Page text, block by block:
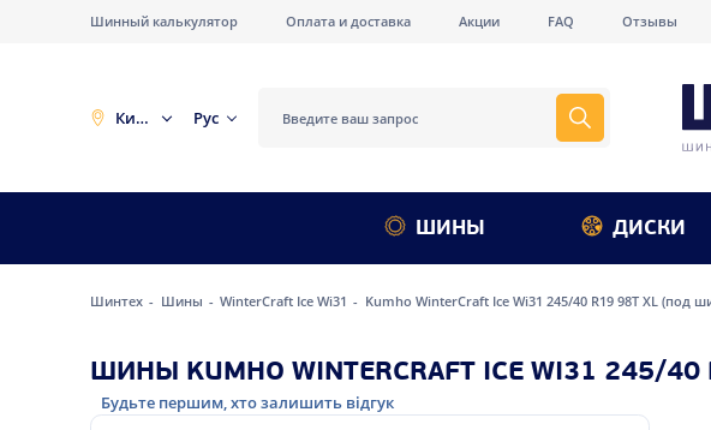
Шинный калькулятор Оплата и доставка Акции FAQ Отзывы
Киев Рус
ШИНЫ ДИСКИ
Шинтех Шины WinterCraft Ice Wi31 Kumho WinterCraft Ice Wi31 245/40 R19 98T XL (под
ШИНЫ KUMHO WINTERCRAFT ICE WI31 245/
Будьте першим, хто залишить відгук